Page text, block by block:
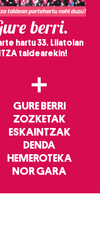
berri.
hartu 33. Lilatoian
taldearekin!
+
GURE BERRI
ZOZKETAK
ESKAINTZAK
DENDA
HEMEROTEKA
NOR GARA